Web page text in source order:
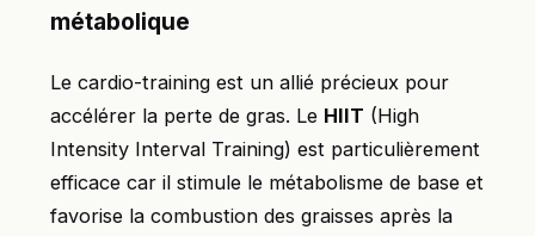
métabolique
Le cardio-training est un allié précieux pour
accélérer la perte de gras. Le HIIT (High
Intensity Interval Training) est particulièrement
efficace car il stimule le métabolisme de base et
favorise la combustion des graisses après la